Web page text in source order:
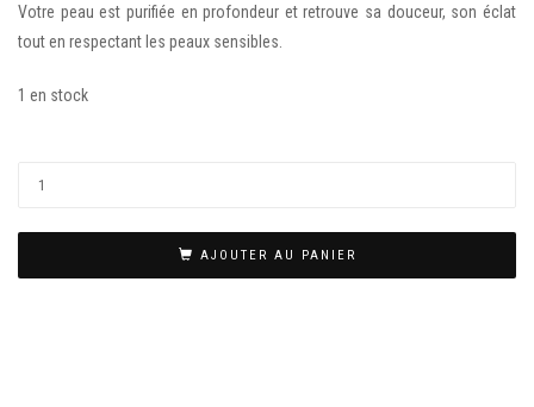
Votre peau est purifiée en profondeur et retrouve sa douceur, son éclat
tout en respectant les peaux sensibles.
1 en stock
AJOUTER AU PANIER